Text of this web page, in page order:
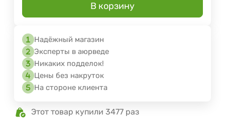
В корзину
Надёжный магазин
Эксперты в аюрведе
Никаких подделок!
Цены без накруток
На стороне клиента
Этот товар купили 3477 раз